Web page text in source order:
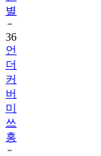
별
36
언
더
커
버
미
쓰
홍